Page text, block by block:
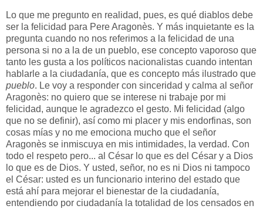
Lo que me pregunto en realidad, pues, es qué diablos debe
ser la felicidad para Pere Aragonès. Y más inquietante es la
pregunta cuando no nos referimos a la felicidad de una
persona si no a la de un pueblo, ese concepto vaporoso que
tanto les gusta a los políticos nacionalistas cuando intentan
hablarle a la ciudadanía, que es concepto más ilustrado que
pueblo. Le voy a responder con sinceridad y calma al señor
Aragonès: no quiero que se interese ni trabaje por mi
felicidad, aunque le agradezco el gesto. Mi felicidad (algo
que no se definir), así como mi placer y mis endorfinas, son
cosas mías y no me emociona mucho que el señor
Aragonès se inmiscuya en mis intimidades, la verdad. Con
todo el respeto pero... al César lo que es del César y a Dios
lo que es de Dios. Y usted, señor, no es ni Dios ni tampoco
el César: usted es un funcionario interino del estado que
está ahí para mejorar el bienestar de la ciudadanía,
entendiendo por ciudadanía la totalidad de los censados en